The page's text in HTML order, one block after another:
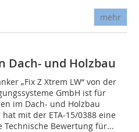
mehr
Dach- und Holzbau
„Fix Z Xtrem LW“ von der
GmbH ist für
im Dach- und Holzbau
hat mit der ETA-15/0388 eine
Technische Bewertung für...